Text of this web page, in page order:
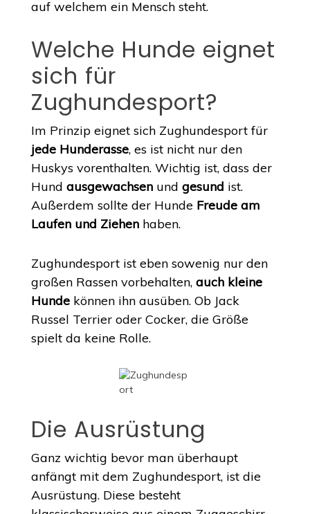
auf welchem ein Mensch steht.
Welche Hunde eignet
sich für
Zughundesport?
Im Prinzip eignet sich Zughundesport für
jede Hunderasse, es ist nicht nur den
Huskys vorenthalten. Wichtig ist, dass der
Hund ausgewachsenund gesund ist.
Außerdem sollte der Hunde Freude am
Laufen und Ziehenhaben.
Zughundesport ist eben sowenig nur den
großen Rassen vorbehalten, auch kleine
Hundekönnen ihn ausüben. Ob Jack
Russel Terrier oder Cocker, die Größe
spielt da keine Rolle.
Die Ausrüstung
Ganz wichtig bevor man überhaupt
anfängt mit dem Zughundesport, ist die
Ausrüstung. Diese besteht